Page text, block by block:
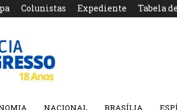
Colunistas Expediente Tabela
NACIONAL BRASÍLIA